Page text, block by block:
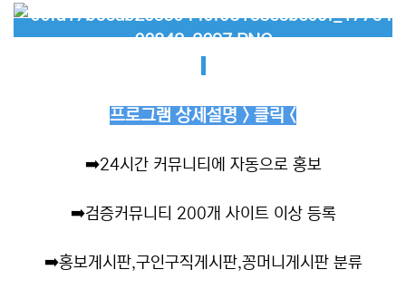
프로그램 상세설명 > 클릭 <
➡️24시간 커뮤니티에 자동으로 홍보
➡️검증커뮤니티 200개 사이트 이상 등록
➡️홍보게시판,구인구직게시판,꽁머니게시판 분류